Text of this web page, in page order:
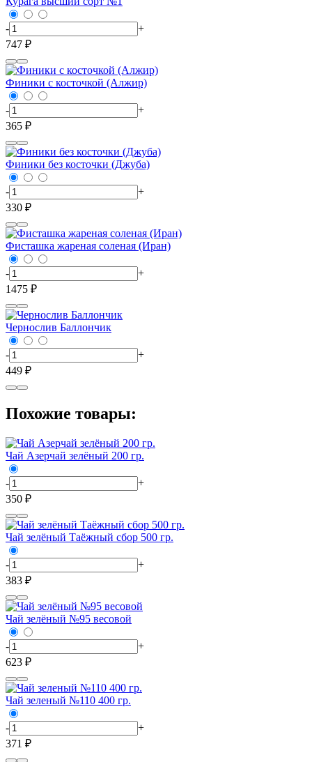
-
+
747 ₽
Финики с косточкой (Алжир)
-
+
365 ₽
Финики без косточки (Джуба)
-
+
330 ₽
Фисташка жареная соленая (Иран)
-
+
1475 ₽
Чернослив Баллончик
-
+
449 ₽
Похожие товары:
Чай Азерчай зелёный 200 гр.
-
+
350 ₽
Чай зелёный Таёжный сбор 500 гр.
-
+
383 ₽
Чай зелёный №95 весовой
-
+
623 ₽
Чай зеленый №110 400 гр.
-
+
371 ₽